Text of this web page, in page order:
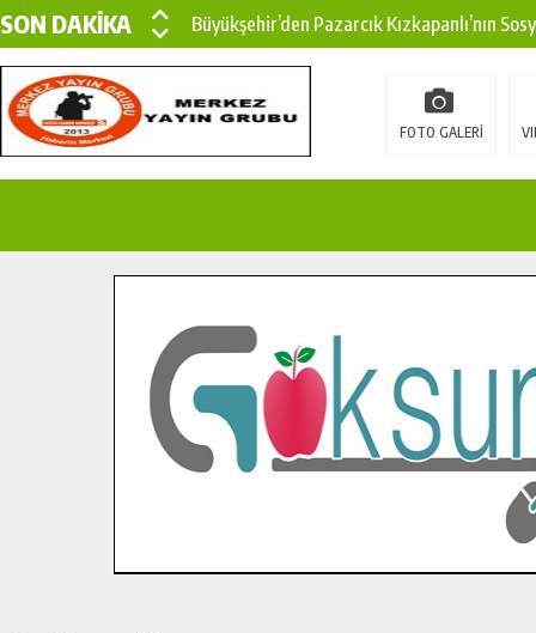
SON DAKİKA
Büyükşehir’den Pazarcık Kızkapanlı’nın
Büyükşehir’den Pazarcık Kırsalına Modern
Çin’den KSÜ’ye Uluslararası Başarı:
İlçe Jandarma Komutanı Karakaya’dan
Bertiz’in Yeni Köprüsünde Sona Doğru.
FOTO GALERİ